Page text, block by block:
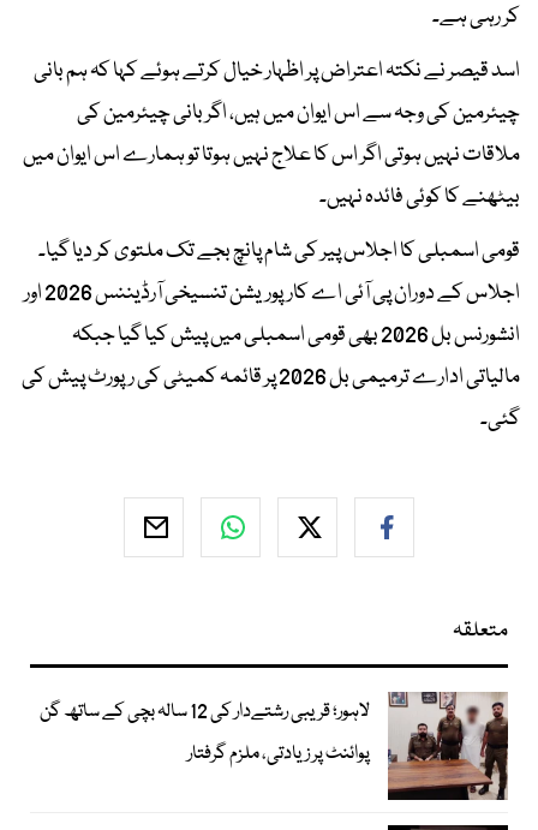
کر رہی ہے۔
اسد قیصر نے نکتہ اعتراض پر اظہار خیال کرتے ہوئے کہا کہ ہم بانی
چیئرمین کی وجہ سے اس ایوان میں ہیں، اگر بانی چیئرمین کی
ملاقات نہیں ہوتی اگر اس کا علاج نہیں ہوتا تو ہمارے اس ایوان میں
بیٹھنے کا کوئی فائدہ نہیں۔
قومی اسمبلی کا اجلاس پیر کی شام پانچ بجے تک ملتوی کر دیا گیا۔
اجلاس کے دوران پی آئی اے کارپوریشن تنسیخی آرڈیننس 2026 اور
انشورنس بل 2026 بھی قومی اسمبلی میں پیش کیا گیا جبکہ
مالیاتی ادارے ترمیمی بل 2026 پر قائمہ کمیٹی کی رپورٹ پیش کی
گئی۔
متعلقہ
لاہور؛ قریبی رشتےدار کی 12 سالہ بچی کے ساتھ گن
پوائنٹ پر زیادتی، ملزم گرفتار